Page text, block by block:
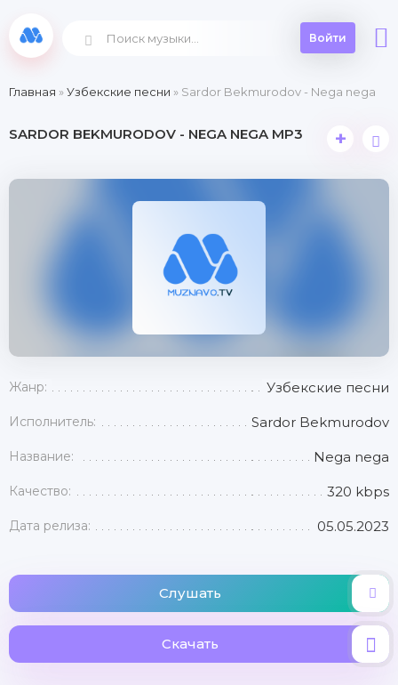
Войти
Главная »Узбекские песни » Sardor Bekmurodov - Nega nega
SARDOR BEKMURODOV - NEGA NEGA MP3 +
Жанр: Узбекские песни
Исполнитель: Sardor Bekmurodov
Название: Nega nega
Качество: 320 kbps
Дата релиза: 05.05.2023
Слушать
Скачать